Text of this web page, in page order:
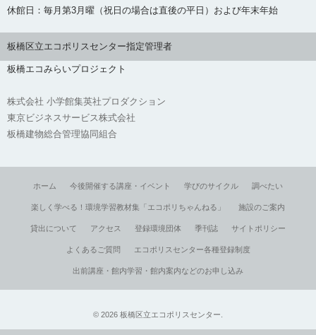
休館日：毎月第3月曜（祝日の場合は直後の平日）および年末年始
板橋区立エコポリスセンター指定管理者
板橋エコみらいプロジェクト
株式会社 小学館集英社プロダクション
東京ビジネスサービス株式会社
板橋建物総合管理協同組合
ホーム 今後開催する講座・イベント 学びのサイクル 調べたい
楽しく学べる！環境学習教材集「エコポリちゃんねる」 施設のご案内
貸出について アクセス 登録環境団体 季刊誌 サイトポリシー
よくあるご質問 エコポリスセンター各種登録制度
出前講座・館内学習・館内案内などのお申し込み
© 2026 板橋区立エコポリスセンター